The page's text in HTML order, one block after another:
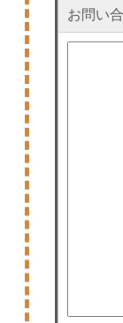
お問い